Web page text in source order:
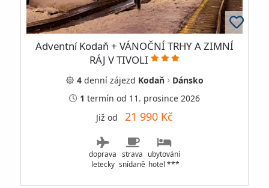
Adventní Kodaň + VÁNOČNÍ TRHY A ZIMNÍ
RÁJ V TIVOLI
4dennízájezd Kodaň
Dánsko
1 termín od 11. prosince 2026
Již od 21 990 Kč
doprava
letecky
strava
snídaně
ubytování
hotel ***